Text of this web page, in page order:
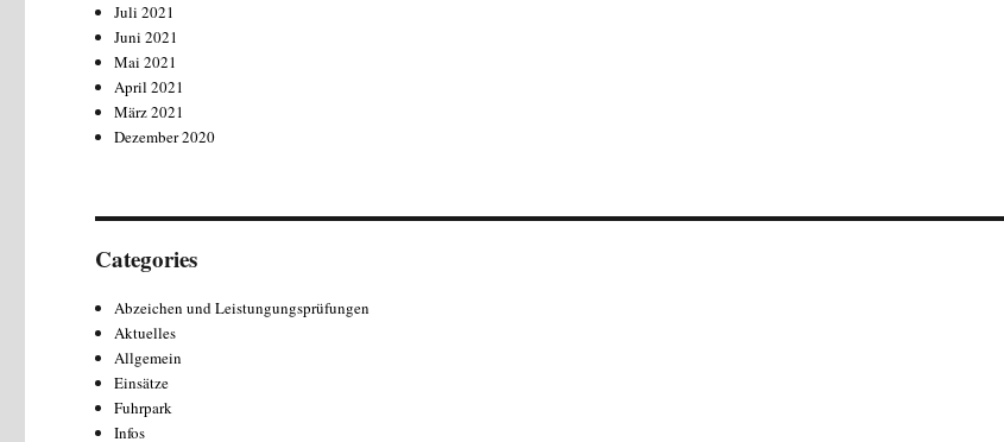
Juli 2021
Juni 2021
Mai 2021
April 2021
März 2021
Dezember 2020
Categories
Abzeichen und Leistungungsprüfungen
Aktuelles
Allgemein
Einsätze
Fuhrpark
Infos